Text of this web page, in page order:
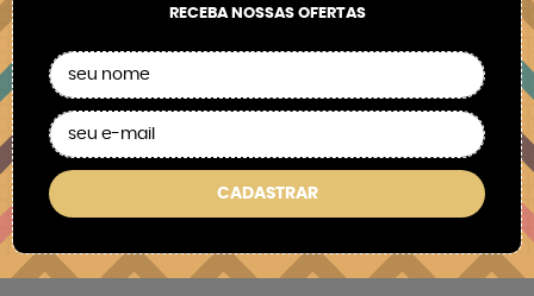
RECEBA NOSSAS OFERTAS
CADASTRAR